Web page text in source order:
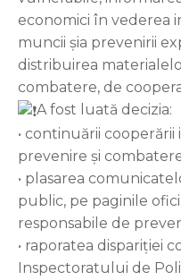
economici în vederea
muncii șia prevenirii
distribuirea
combatere, de
A fost luată decizia:
• continuării
prevenire și
• plasarea
public, pe paginile
responsabile de
• raporatea dispariției
Inspectoratului de